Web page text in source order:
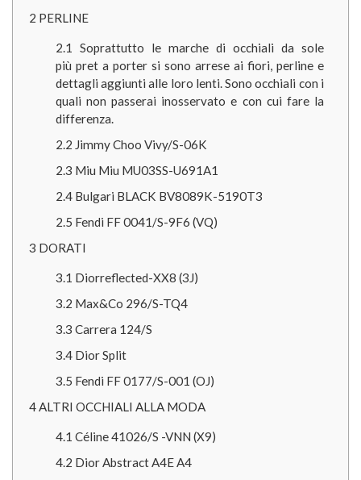
2 PERLINE
2.1 Soprattutto le marche di occhiali da sole
più pret a porter si sono arrese ai fiori, perline e
dettagli aggiunti alle loro lenti. Sono occhiali con i
quali non passerai inosservato e con cui fare la
differenza.
2.2 Jimmy Choo Vivy/S-06K
2.3 Miu Miu MU03SS-U691A1
2.4Bulgari BLACK BV8089K-5190T3
2.5 Fendi FF 0041/S-9F6 (VQ)
3 DORATI
3.1 Diorreflected-XX8 (3J)
3.2 Max&Co 296/S-TQ4
3.3 Carrera 124/S
3.4Dior Split
3.5 Fendi FF 0177/S-001 (OJ)
4ALTRI OCCHIALI ALLA MODA
4.1 Céline 41026/S -VNN (X9)
4.2 Dior Abstract A4E A4